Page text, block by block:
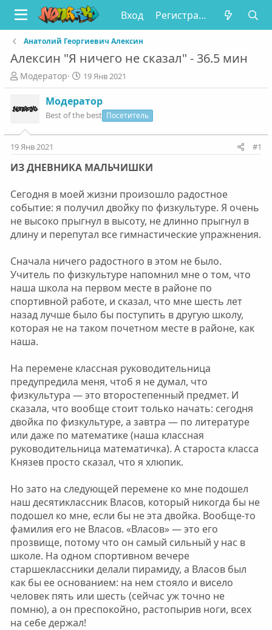
Вход Регистрация
Анатолий Георгиевич Алексин
Алексин "Я ничего не сказал" - 36.5 мин
А
в
о
т
е
ы
Модератор
Д
а
т
а
н
а
л
19 Янв 2021
Модератор
Best of the best Посетитель
19 Янв 2021 #1
ИЗ ДНЕВНИКА МАЛЬЧИШКИ
Сегодня в моей жизни произошло радостное
событие: я получил двойку по физкультуре. Я очень
не высоко прыгнул в высоту, не длинно прыгнул в
длину и перепутал все гимнастические упражнения.
Сначала ничего радостного в этом не было.
Учитель по физкультуре напомнил мне о том, что
наша школа на первом месте в районе по
спортивной работе, и сказал, что мне шесть лет
назад лучше было бы поступить в другую школу,
которая не на таком почетном месте в районе, как
наша.
На перемене классная руководительница
предупредила меня, чтоб я не думал, что
физкультура — это второстепенный предмет. И
сказала, что вообще стоит только начать: сегодня
двойка по физкультуре, а завтра — по литературе
или даже по математике (наша классная
руководительница математичка). А староста класса
Князев просто сказал, что я хлюпик.
Но зато на следующей перемене ко мне подошел
наш десятиклассник Власов, который никогда бы не
подошел ко мне, если бы не эта двойка. Вообще-то
фамилия его не Власов. «Власов» — это его
прозвище, потому что он самый сильный у нас в
школе. На одном спортивном вечере
старшеклассники делали пирамиду, а Власов был
как бы ее основанием: на нем стояло и висело
человек пять или шесть (сейчас уж точно не
помню), а он преспокойно, растопырив ноги, всех
на себе держал!